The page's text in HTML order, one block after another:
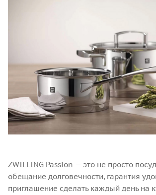
ZWILLING Passion — это не просто
обещание долговечности, гарантия
приглашение сделать каждый день на